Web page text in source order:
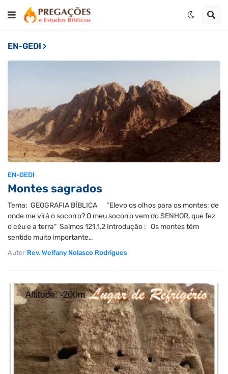
EN-GEDI
EN-GEDI
Montes sagrados
Tema: GEOGRAFIA BÍBLICA “Elevo os olhos para os montes: de
onde me virá o socorro? O meu socorro vem do SENHOR, que fez
o céu e a terra” Salmos 121.1,2 Introdução : Os montes têm
sentido muito importante…
Autor Rev. Welfany Nolasco Rodrigues